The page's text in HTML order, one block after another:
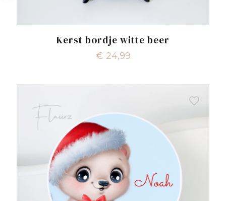
Kerst bordje witte beer
€ 24,99